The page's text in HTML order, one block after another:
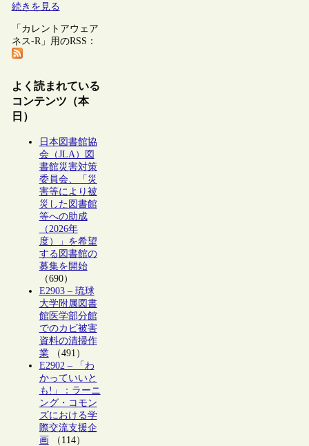
続きを見る
「カレントアウェア
ネス-R」用のRSS：
よく読まれている
コンテンツ（本
日）
日本図書館協
会（JLA）図
書館災害対策
委員会、「災
害等により被
災した図書館
等への助成
（2026年
度）」を希望
する図書館の
募集を開始
（690）
E2903 – 琉球
大学附属図書
館医学部分館
でのカビ被害
資料の清掃作
業（491）
E2902 – 「わ
かっていいと
も!」：ラーニ
ング・コモン
ズにおける学
際交流支援企
画（114）